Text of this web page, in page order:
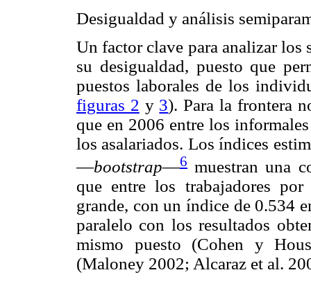
Desigualdad y análisis
Un factor clave para analizar los
su desigualdad, puesto que
puestos laborales de los
figuras 2 y 3). Para la frontera
que en 2006 entre los
los asalariados. Los índices
—bootstrap—6 muestran una
que entre los trabajadores
grande, con un índice de 0.534
paralelo con los resultados
mismo puesto (Cohen y
(Maloney 2002; Alcaraz et al.